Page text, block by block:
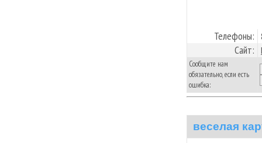
Телефоны:
Сайт:
Сообщите нам
обязательно, если есть
ошибка:
веселая